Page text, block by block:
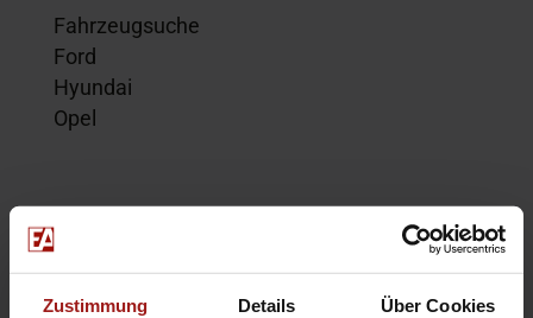
Zustimmung Details Über Cookies
Fahrzeugsuche
Ford
Hyundai
Opel
Kontakt